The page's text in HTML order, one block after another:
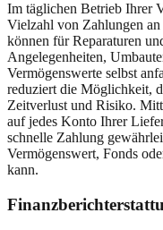
Im täglichen Betrieb Ihrer
Vielzahl von Zahlungen
können für Reparaturen
Angelegenheiten,
Vermögenswerte selbst
reduziert die Möglichkeit,
Zeitverlust und Risiko.
auf jedes Konto Ihrer
schnelle Zahlung
Vermögenswert, Fonds
kann.